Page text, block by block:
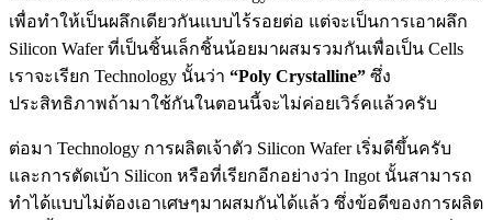
เพื่อทำให้เป็นผลึกเดียวกันแบบไร้รอยต่อ แต่จะเป็นการเอาผลึก
Silicon Wafer ที่เป็นชิ้นเล็กชิ้นน้อยมาผสมรวมกันเพื่อเป็น Cells
เราจะเรียก Technology นั้นว่า “Poly Crystalline” ซึ่ง
ประสิทธิภาพถ้ามาใช้กันในตอนนี้จะไม่ค่อยเวิร์คแล้วครับ
ต่อมา Technology การผลิตเจ้าตัว Silicon Wafer เริ่มดีขึ้นครับ
และการตัดเบ้า Silicon หรือที่เรียกอีกอย่างว่า Ingot นั้นสามารถ
ทำได้แบบไม่ต้องเอาเศษๆมาผสมกันได้แล้ว ซึ่งข้อดีของการผลิต